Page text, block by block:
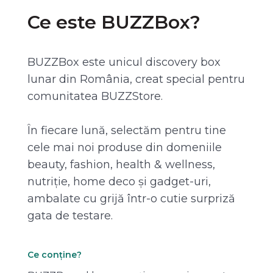
Ce este BUZZBox?
BUZZBox este unicul discovery box
lunar din România, creat special pentru
comunitatea BUZZStore.
În fiecare lună, selectăm pentru tine
cele mai noi produse din domeniile
beauty, fashion, health & wellness,
nutriție, home deco și gadget-uri,
ambalate cu grijă într-o cutie surpriză
gata de testare.
Ce conține?